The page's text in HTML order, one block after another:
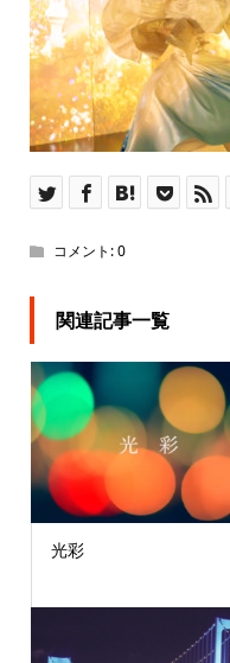
コメント:0
関連記事一覧
光彩